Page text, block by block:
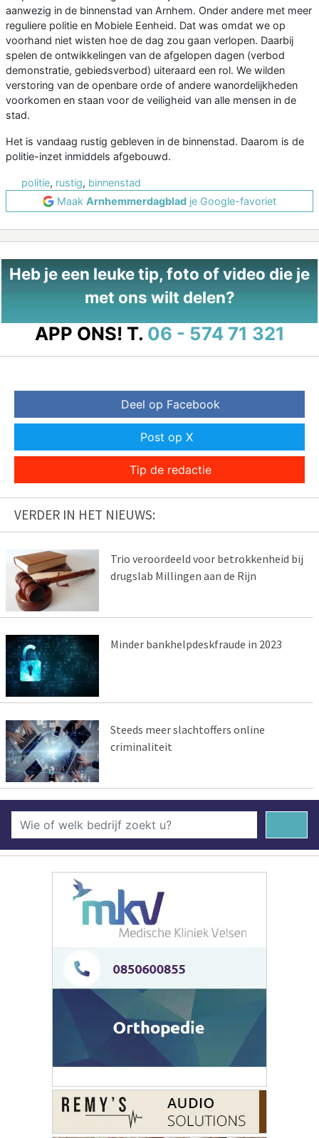
aanwezig in de binnenstad van Arnhem. Onder andere met meer
reguliere politie en Mobiele Eenheid. Dat was omdat we op
voorhand niet wisten hoe de dag zou gaan verlopen. Daarbij
spelen de ontwikkelingen van de afgelopen dagen (verbod
demonstratie, gebiedsverbod) uiteraard een rol. We wilden
verstoring van de openbare orde of andere wanordelijkheden
voorkomen en staan voor de veiligheid van alle mensen in de
stad.
Het is vandaag rustig gebleven in de binnenstad. Daarom is de
politie-inzet inmiddels afgebouwd.
politie, rustig, binnenstad
Maak Arnhemmerdagblad je Google-favoriet
Heb je een leuke tip, foto of video die je
met ons wilt delen?
APP ONS! T. 06 - 574 71 321
Deel op Facebook
Post op X
Tip de redactie
VERDER IN HET NIEUWS:
Trio veroordeeld voor betrokkenheid bij
drugslab Millingen aan de Rijn
Minder bankhelpdeskfraude in 2023
Steeds meer slachtoffers online
criminaliteit